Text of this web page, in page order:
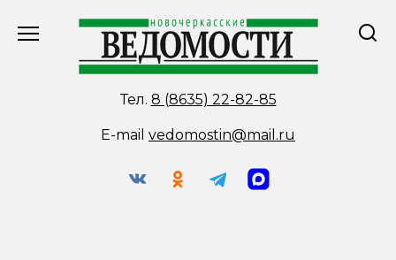
Тел. 8 (8635) 22-82-85
E-mail vedomostin@mail.ru